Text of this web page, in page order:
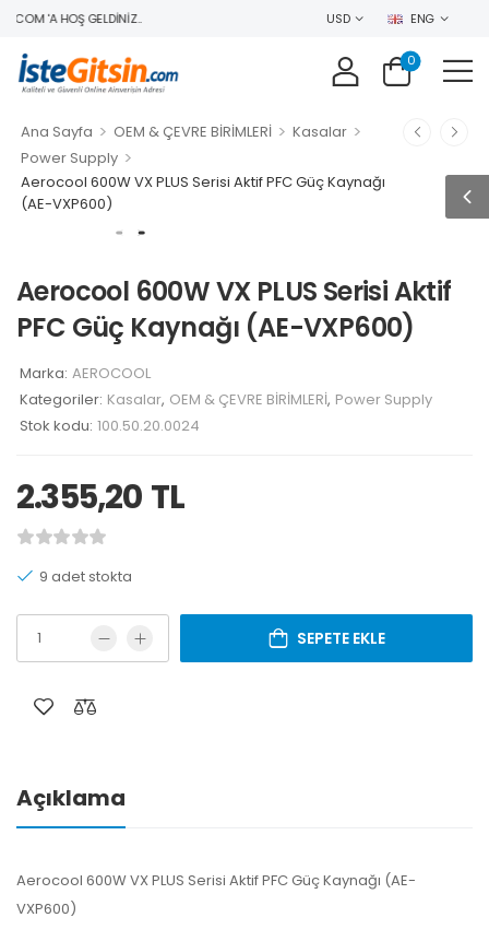
'A HOŞ GELDINIZ.. USD ENG
0
Ana Sayfa > OEM & ÇEVRE BİRİMLERİ > Kasalar >
Power Supply >
Aerocool 600W VX PLUS Serisi Aktif PFC Güç Kaynağı
(AE-VXP600)
Aerocool 600W VX PLUS Serisi Aktif
PFC Güç Kaynağı (AE-VXP600)
Marka: AEROCOOL
Kategoriler: Kasalar, OEM & ÇEVRE BİRİMLERİ, Power Supply
Stok kodu: 100.50.20.0024
2.355,20 TL
9 adet stokta
SEPETE EKLE
Açıklama
Aerocool 600W VX PLUS Serisi Aktif PFC Güç Kaynağı (AE-
VXP600)